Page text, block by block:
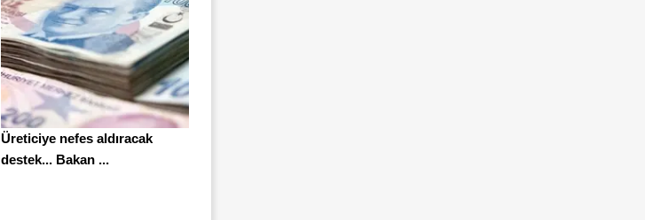
Üreticiye nefes aldıracak
destek... Bakan ...